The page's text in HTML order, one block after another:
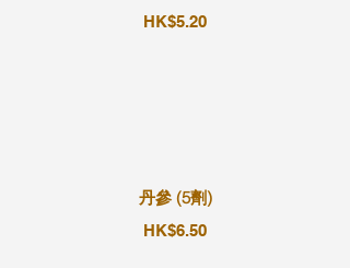
HK$5.20
丹參 (5劑)
HK$6.50